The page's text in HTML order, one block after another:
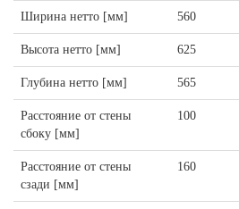
Ширина нетто [мм] 560
Высота нетто [мм] 625
Глубина нетто [мм] 565
Расстояние от стены
сбоку [мм]
100
Расстояние от стены
сзади [мм]
160